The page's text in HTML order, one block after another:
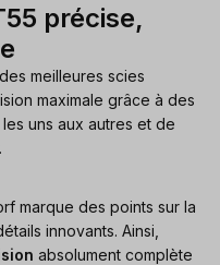
précise,
meilleures scies
maximale grâce à des
uns aux autres et de
marque des points sur la
innovants. Ainsi,
absolument complète